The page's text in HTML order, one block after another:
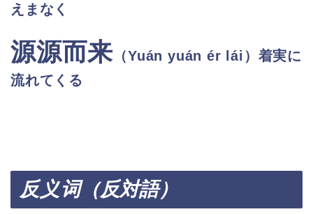
えまなく
源源而来 （Yuán yuán ér lái ） 着実に
流れてくる
反义词（反対語）